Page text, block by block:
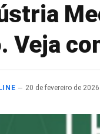
Veja
20 de fevereiro de 2026